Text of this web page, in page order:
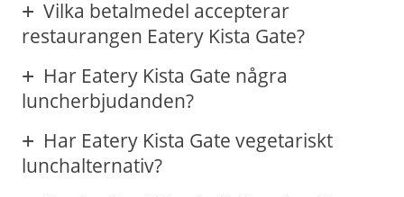
Vilka betalmedel accepterar
restaurangen Eatery Kista Gate?
Har Eatery Kista Gate några
luncherbjudanden?
Har Eatery Kista Gate vegetariskt
lunchalternativ?